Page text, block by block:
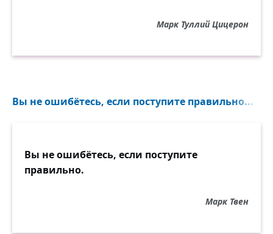
Марк Туллий Цицерон
Вы не ошибётесь, если поступите правильно...
Вы не ошибётесь, если поступите
правильно.
Марк Твен